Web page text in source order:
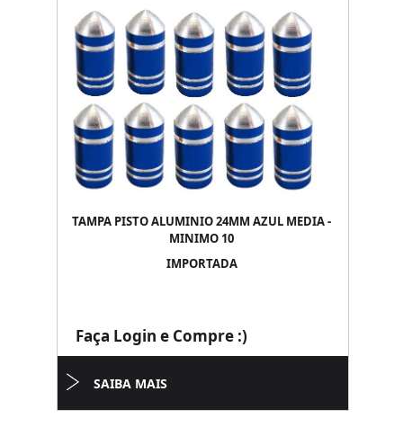
TAMPA PISTO ALUMINIO 24MM AZUL MEDIA -
MINIMO 10
IMPORTADA
Faça Login e Compre :)
SAIBA MAIS